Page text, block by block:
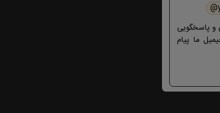
و پاسخگویی
ما پیام